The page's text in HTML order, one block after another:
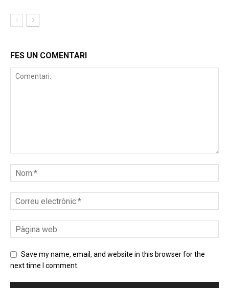
FES UN COMENTARI
Save my name, email, and website in this browser for the
next time I comment.